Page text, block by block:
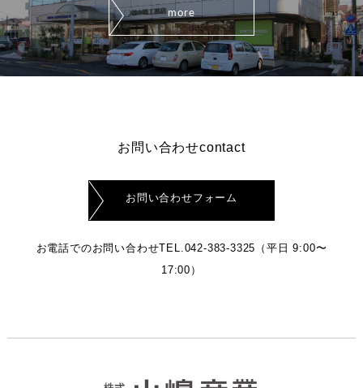
more
お問い合わせcontact
お問い合わせフォーム
お電話でのお問い合わせTEL.042-383-3325 （平日 9:00〜
17:00）